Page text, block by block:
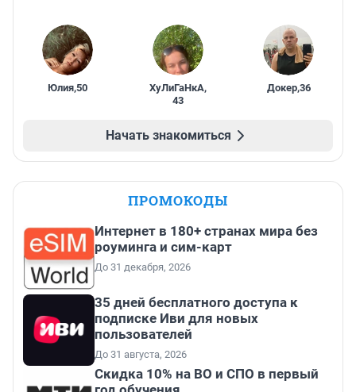
Юлия,50 ХуЛиГаНкА,
43
Докер,36
Начать знакомиться
ПРОМОКОДЫ
Интернет в 180+ странах мира без
роуминга и сим-карт
До 31 декабря, 2026
35 дней бесплатного доступа к
подписке Иви для новых
пользователей
До 31 августа, 2026
Скидка 10% на ВО и СПО в первый